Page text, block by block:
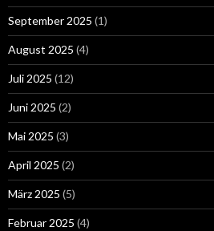
September 2025 (1)
August 2025 (4)
Juli 2025 (12)
Juni 2025 (2)
Mai 2025 (3)
April 2025 (2)
März 2025 (5)
Februar 2025 (4)